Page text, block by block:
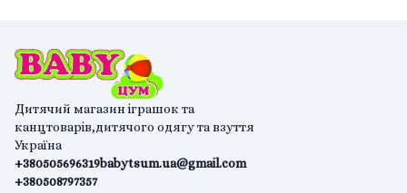
Дитячий магазин іграшок та
канцтоварів,дитячого одягу та взуття
Україна
+380505696319
+380508797357
babytsum.ua@gmail.com